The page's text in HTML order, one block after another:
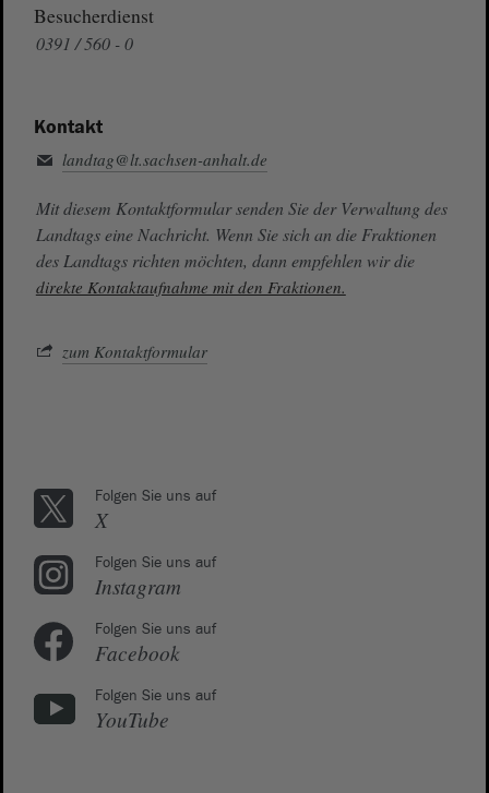
Besucherdienst
0391 / 560 - 0
Kontakt
landtag@lt.sachsen-anhalt.de
Mit diesem Kontaktformular senden Sie der Verwaltung des
Landtags eine Nachricht. Wenn Sie sich an die Fraktionen
des Landtags richten möchten, dann empfehlen wir die
direkte Kontaktaufnahme mit den Fraktionen.
zum Kontaktformular
Folgen Sie uns auf
X
Folgen Sie uns auf
Instagram
Folgen Sie uns auf
Facebook
Folgen Sie uns auf
YouTube